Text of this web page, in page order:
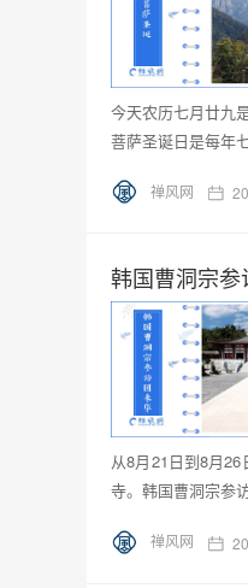
今天农历七月廿九
菩萨圣诞日是每年
禅风网
韩国曹洞宗参
从8月21日到8月
寺。韩国曹洞宗参
禅风网